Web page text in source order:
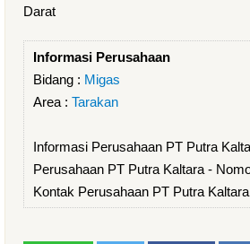
Darat
Informasi Perusahaan
Bidang : Migas
Area : Tarakan
Informasi Perusahaan PT Putra
Perusahaan PT Putra Kaltara -
Kontak Perusahaan PT Putra